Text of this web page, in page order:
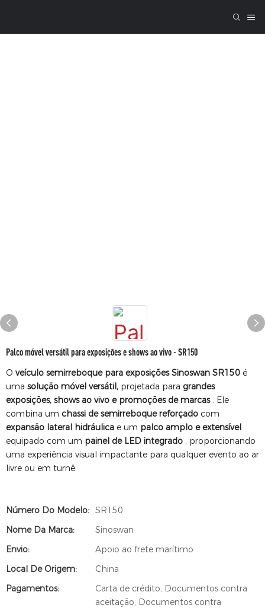
Palco móvel versátil para exposições e shows ao vivo - SR150
O veículo semirreboque para exposições Sinoswan SR150 é
uma solução móvel versátil, projetada para grandes
exposições, shows ao vivo e promoções de marcas. Ele
combina um chassi de semirreboque reforçado com
expansão lateral hidráulica e um palco amplo e extensível
equipado com um painel de LED integrado , proporcionando
uma experiência visual impactante para qualquer evento ao ar
livre ou em turnê.
Número Do Modelo: SR150
Nome Da Marca:
Sinoswan
Envio:
Apoio ao frete marítimo
Local De Origem:
China
Pagamentos:
Carta de crédito, Documentos contra
aceitação, Documentos contra